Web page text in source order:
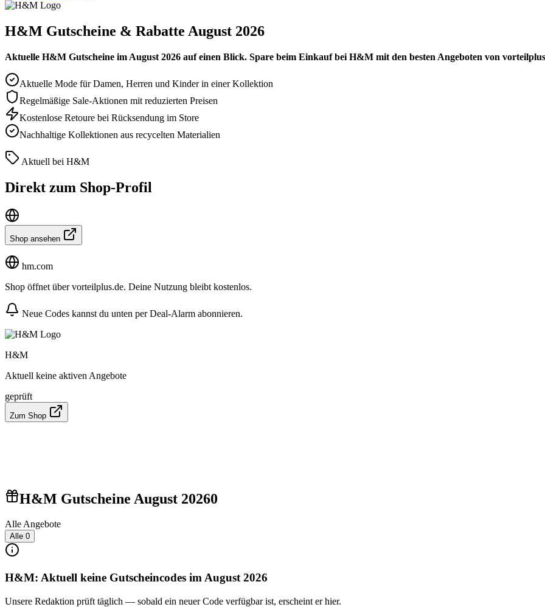
H&M Gutscheine & Rabatte August 2026
Aktuelle H&M Gutscheine im August 2026 auf einen Blick. Spare beim Einkauf bei H&M mit den besten Angeboten von
Aktuelle Mode für Damen, Herren und Kinder in einer Kollektion
Regelmäßige Sale-Aktionen mit reduzierten Preisen
Kostenlose Retoure bei Rücksendung im Store
Nachhaltige Kollektionen aus recycelten Materialien
Aktuell bei H&M
Direkt zum Shop-Profil
Shop ansehen
hm.com
Shop öffnet über vorteilplus.de. Deine Nutzung bleibt kostenlos.
Neue Codes kannst du unten per Deal-Alarm abonnieren.
H&M
Aktuell keine aktiven Angebote
geprüft
Zum Shop
H&M Gutscheine August 20260
Alle Angebote
Alle 0
H&M: Aktuell keine Gutscheincodes im August 2026
Unsere Redaktion prüft täglich — sobald ein neuer Code verfügbar ist, erscheint er hier.